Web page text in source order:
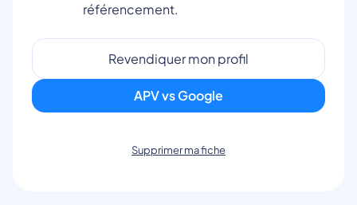
référencement.
Revendiquer mon profil
APV vs Google
Supprimer ma fiche